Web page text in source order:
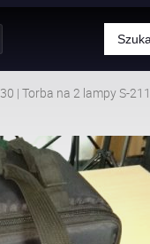
| Torba na 2 lampy S-